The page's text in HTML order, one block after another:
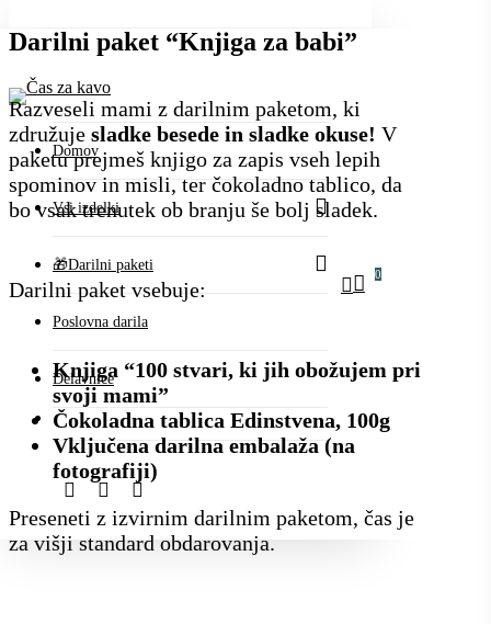
search
account
0
Domov
Vsi izdelki
🎁Darilni paketi
Poslovna darila
Delavnice
Darilni paket “Knjiga za babi”
Razveseli mami z darilnim paketom, ki
združujesladke besede in sladke okuse! V
paketu prejmeš knjigo za zapis vseh lepih
spominov in misli, ter čokoladno tablico, da
bo vsak trenutek ob branju še bolj sladek.
Darilni paket vsebuje:
Knjiga “100 stvari, ki jih obožujem pri
svoji mami”
Čokoladna tablica Edinstvena, 100g
Vključena darilna embalaža (na
fotografiji)
Preseneti z izvirnim darilnim paketom, čas je
za višji standard obdarovanja.